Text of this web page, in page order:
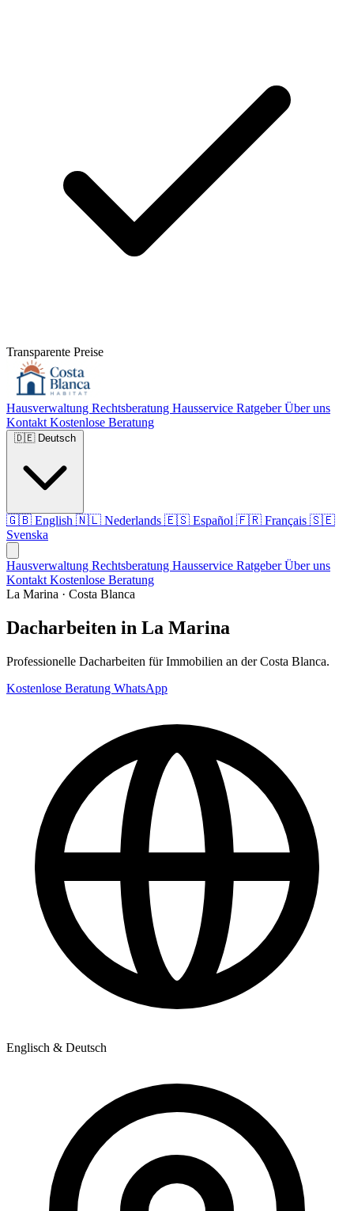
Transparente Preise
Hausverwaltung Rechtsberatung Hausservice RatgeberÜber uns
Kontakt Kostenlose Beratung
🇩🇪 Deutsch
🇬🇧 English 🇳🇱 Nederlands 🇪🇸 Español 🇫🇷 Français 🇸🇪
Svenska
Hausverwaltung Rechtsberatung Hausservice RatgeberÜber uns
Kontakt Kostenlose Beratung
La Marina · Costa Blanca
Dacharbeiten in La Marina
Professionelle Dacharbeiten für Immobilien an der Costa Blanca.
Kostenlose Beratung WhatsApp
Englisch & Deutsch